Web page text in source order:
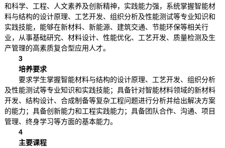
和科学、工程、人文素养及创新精神，实践能力强，系统掌握智能材
料与结构的设计原理、工艺开发、组织分析及性能测试等专业知识和
实践技能，能够在新材料、新能源、建筑交通、节能环保等相关行
业，从事基础研究、材料设计、性能优化、工艺开发、质量检测及生
产管理的高素质复合型应用人才。
3
培养要求
要求学生掌握智能材料与结构的设计原理、工艺开发、组织分析
及性能测试等专业知识和实践技能；具备针对智能材料领域的新材料
开发、结构设计、合成制备等复杂工程问题进行分析并给出解决方案
的能力；具备创新能力和工程实践能力；具备团队合作、沟通、项目
管理、终身学习等方面的基本能力。
4
主要课程